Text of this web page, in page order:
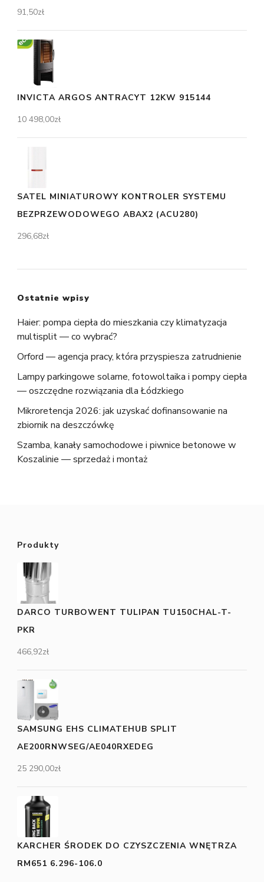
91,50zł
INVICTA ARGOS ANTRACYT 12KW 915144
10 498,00zł
SATEL MINIATUROWY KONTROLER SYSTEMU
BEZPRZEWODOWEGO ABAX2 (ACU280)
296,68zł
Ostatnie wpisy
Haier: pompa ciepła do mieszkania czy klimatyzacja
multisplit — co wybrać?
Orford — agencja pracy, która przyspiesza zatrudnienie
Lampy parkingowe solarne, fotowoltaika i pompy ciepła
— oszczędne rozwiązania dla Łódzkiego
Mikroretencja 2026: jak uzyskać dofinansowanie na
zbiornik na deszczówkę
Szamba, kanały samochodowe i piwnice betonowe w
Koszalinie — sprzedaż i montaż
Produkty
DARCO TURBOWENT TULIPAN TU150CHAL-T-
PKR
466,92zł
SAMSUNG EHS CLIMATEHUB SPLIT
AE200RNWSEG/AE040RXEDEG
25 290,00zł
KARCHER ŚRODEK DO CZYSZCZENIA WNĘTRZA
RM651 6.296-106.0